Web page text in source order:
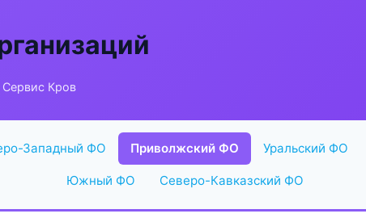
Сервис Кров
Западный ФО Приволжский ФО Уральский ФО
Южный ФО Северо-Кавказский ФО